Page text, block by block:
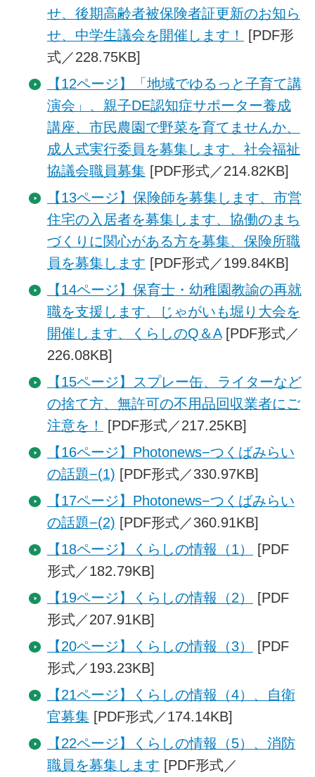
せ、後期高齢者被保険者証更新のお知ら
せ、中学生議会を開催します！
[PDF形
式／228.75KB]
【12ページ】「地域でゆるっと子育て講
演会」、親子DE認知症サポーター養成
講座、市民農園で野菜を育てませんか、
成人式実行委員を募集します、社会福祉
協議会職員募集 [PDF形式／214.82KB]
【13ページ】保険師を募集します、市営
住宅の入居者を募集します、協働のまち
づくりに関心がある方を募集、保険所職
員を募集します [PDF形式／199.84KB]
【14ページ】保育士・幼稚園教諭の再就
職を支援します、じゃがいも堀り大会を
開催します、くらしのQ＆A[PDF形式／
226.08KB]
【15ページ】スプレー缶、ライターなど
の捨て方、無許可の不用品回収業者にご
注意を！
[PDF形式／217.25KB]
【16ページ】Photonews−つくばみらい
の話題−(1) [PDF形式／330.97KB]
【17ページ】Photonews−つくばみらい
の話題−(2) [PDF形式／360.91KB]
【18ページ】くらしの情報（1）
[PDF
形式／182.79KB]
【19ページ】くらしの情報（2）
[PDF
形式／207.91KB]
【20ページ】くらしの情報（3）
[PDF
形式／193.23KB]
【21ページ】くらしの情報（4）、自衛
官募集 [PDF形式／174.14KB]
【22ページ】くらしの情報（5）、消防
職員を募集します [PDF形式／